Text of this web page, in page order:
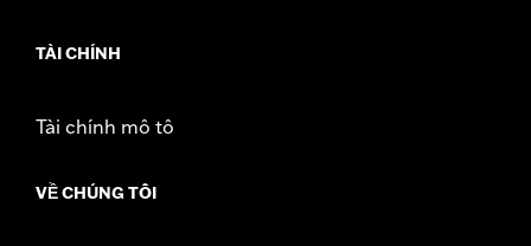
TÀI CHÍNH
Tài chính mô tô
VỀ CHÚNG TÔI